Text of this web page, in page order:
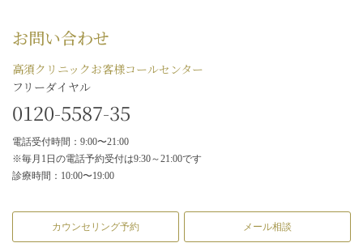
お問い合わせ
高須クリニックお客様コールセンター
フリーダイヤル
0120-5587-35
電話受付時間：9:00〜21:00
※毎月1日の電話予約受付は9:30～21:00です
診療時間：10:00〜19:00
カウンセリング予約 メール相談